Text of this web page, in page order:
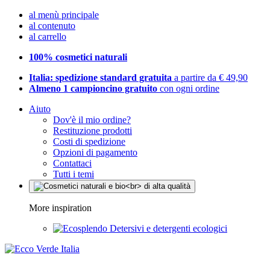
al menù principale
al contenuto
al carrello
100% cosmetici naturali
Italia: spedizione standard gratuita a partire da € 49,90
Almeno 1 campioncino gratuito con ogni ordine
Aiuto
Dov'è il mio ordine?
Restituzione prodotti
Costi di spedizione
Opzioni di pagamento
Contattaci
Tutti i temi
More inspiration
Detersivi e detergenti ecologici